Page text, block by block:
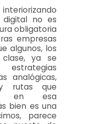
digital no es
obligatoria
empresas
algunos, los
ya se
analógicas,
rutas que
en esa
bien es una
parece